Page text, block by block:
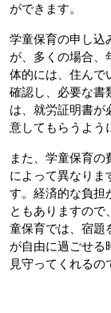
ができます。
学童保育の申し込
が、多くの場合、
体的には、住んで
確認し、必要な書
は、就労証明書が
意してもらうよう
また、学童保育
によって異なりま
す。経済的な負担
ともありますの
童保育では、宿題
が自由に過ごせる
見守ってくれるの